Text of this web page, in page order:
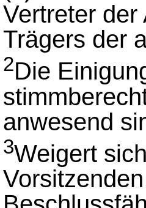
Vertreter
Trägers der
2Die
anwesend
3Weigert